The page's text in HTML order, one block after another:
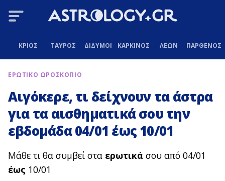
ΚΡΙΟΣ ΤΑΥΡΟΣ ΔΙΔΥΜΟΙ ΚΑΡΚΙΝΟΣ ΛΕΩΝ ΠΑΡΘΕΝΟΣ
ΕΡΩΤΙΚΟ ΩΡΟΣΚΟΠΙΟ
Αιγόκερε, τι δείχνουν τα άστρα
για τα αισθηματικά σου την
εβδομάδα 04/01 έως 10/01
Μάθε τι θα συμβεί στα ερωτικά σου από 04/01
έως 10/01